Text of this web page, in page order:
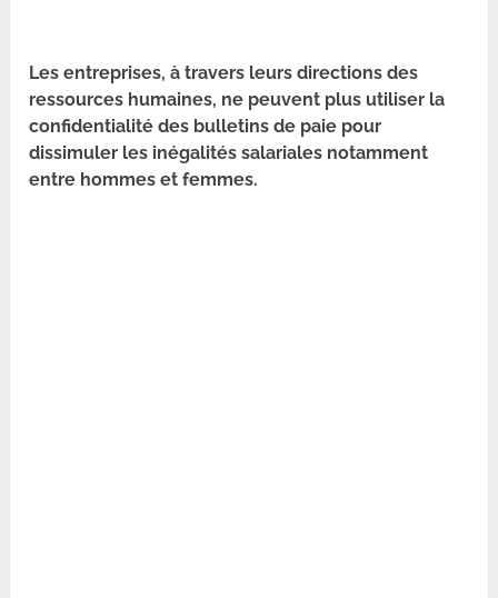
Les entreprises, à travers leurs directions des
ressources humaines, ne peuvent plus utiliser la
confidentialité des bulletins de paie pour
dissimuler les inégalités salariales notamment
entre hommes et femmes.